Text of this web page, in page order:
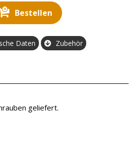
Bestellen
Daten Zubehör
geliefert.